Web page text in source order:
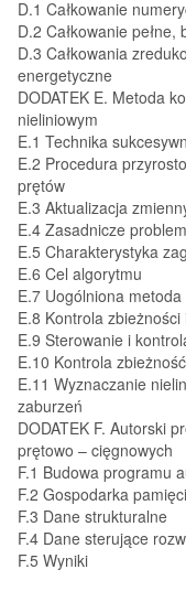
D.1 Całkowanie
D.2 Całkowanie
D.3 Całkowania
energetyczne
DODATEK E. Metoda
nieliniowym
E.1 Technika
E.2 Procedura
prętów
E.3 Aktualizacja
E.4 Zasadnicze
E.5 Charakterystyka
E.6 Cel algorytmu
E.7 Uogólniona
E.8 Kontrola
E.9 Sterowanie i
E.10 Kontrola
E.11 Wyznaczanie
zaburzeń
DODATEK F. Autorski
prętowo – cięgnowych
F.1 Budowa programu
F.2 Gospodarka
F.3 Dane strukturalne
F.4 Dane sterujące
F.5 Wyniki